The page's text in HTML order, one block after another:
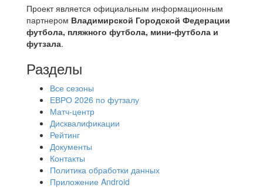
Проект является официальным информационным
партнером Владимирской Городской Федерации
футбола, пляжного футбола, мини-футбола и
футзала.
Разделы
Все сезоны
ЕВРО 2026 по футзалу
Матч-центр
Дисквалификации
Рейтинг
Документы
Контакты
Политика обработки данных
Приложение Android